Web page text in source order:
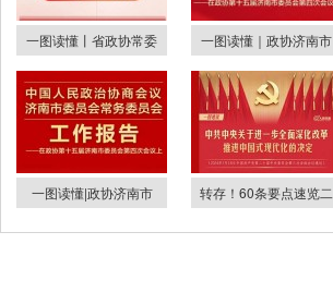
一图读懂丨省政协常委 一图读懂｜政协济南市
一图读懂|政协济南市 转存！60条要点速览二